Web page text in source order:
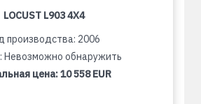
LOCUST L903 4X4
производства: 2006
Невозможно обнаружить
цена:10 558 EUR